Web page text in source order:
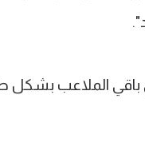
الملاعب بشكل